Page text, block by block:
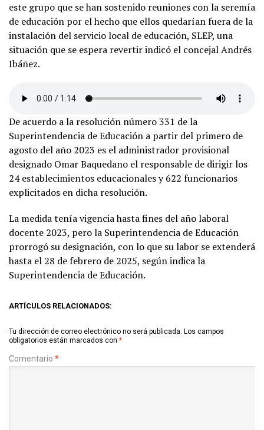
este grupo que se han sostenido reuniones con la seremía
de educación por el hecho que ellos quedarían fuera de la
instalación del servicio local de educación, SLEP, una
situación que se espera revertir indicó el concejal Andrés
Ibáñez.
De acuerdo a la resolución número 331 de la
Superintendencia de Educación a partir del primero de
agosto del año 2023 es el administrador provisional
designado Omar Baquedano el responsable de dirigir los
24 establecimientos educacionales y 622 funcionarios
explicitados en dicha resolución.
La medida tenía vigencia hasta fines del año laboral
docente 2023, pero la Superintendencia de Educación
prorrogó su designación, con lo que su labor se extenderá
hasta el 28 de febrero de 2025, según indica la
Superintendencia de Educación.
ARTÍCULOS RELACIONADOS:
Tu dirección de correo electrónico no será publicada. Los campos
obligatorios están marcados con *
Comentario *